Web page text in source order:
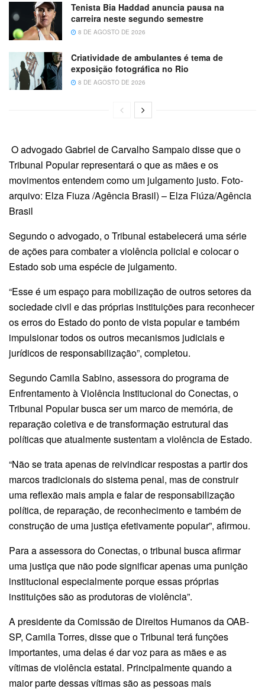
Tenista Bia Haddad anuncia pausa na
carreira neste segundo semestre
8 DE AGOSTO DE 2026
Criatividade de ambulantes é tema de
exposição fotográfica no Rio
8 DE AGOSTO DE 2026
O advogado Gabriel de Carvalho Sampaio disse que o
Tribunal Popular representará o que as mães e os
movimentos entendem como um julgamento justo. Foto-
arquivo: Elza Fiuza /Agência Brasil) – Elza Fiúza/Agência
Brasil
Segundo o advogado, o Tribunal estabelecerá uma série
de ações para combater a violência policial e colocar o
Estado sob uma espécie de julgamento.
“Esse é um espaço para mobilização de outros setores da
sociedade civil e das próprias instituições para reconhecer
os erros do Estado do ponto de vista popular e também
impulsionar todos os outros mecanismos judiciais e
jurídicos de responsabilização”, completou.
Segundo Camila Sabino, assessora do programa de
Enfrentamento à Violência Institucional do Conectas, o
Tribunal Popular busca ser um marco de memória, de
reparação coletiva e de transformação estrutural das
políticas que atualmente sustentam a violência de Estado.
“Não se trata apenas de reivindicar respostas a partir dos
marcos tradicionais do sistema penal, mas de construir
uma reflexão mais ampla e falar de responsabilização
política, de reparação, de reconhecimento e também de
construção de uma justiça efetivamente popular”, afirmou.
Para a assessora do Conectas, o tribunal busca afirmar
uma justiça que não pode significar apenas uma punição
institucional especialmente porque essas próprias
instituições são as produtoras de violência”.
A presidente da Comissão de Direitos Humanos da OAB-
SP, Camila Torres, disse que o Tribunal terá funções
importantes, uma delas é dar voz para as mães e as
vítimas de violência estatal. Principalmente quando a
maior parte dessas vítimas são as pessoas mais